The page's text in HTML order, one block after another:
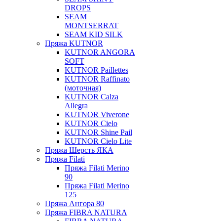
DROPS
SEAM
MONTSERRAT
SEAM KID SILK
Пряжа KUTNOR
KUTNOR ANGORA
SOFT
KUTNOR Paillettes
KUTNOR Raffinato
(моточная)
KUTNOR Calza
Allegra
KUTNOR Viverone
KUTNOR Cielo
KUTNOR Shine Pail
KUTNOR Cielo Lite
Пряжа Шерсть ЯКА
Пряжа Filati
Пряжа Filati Merino
90
Пряжа Filati Merino
125
Пряжа Ангора 80
Пряжа FIBRA NATURA